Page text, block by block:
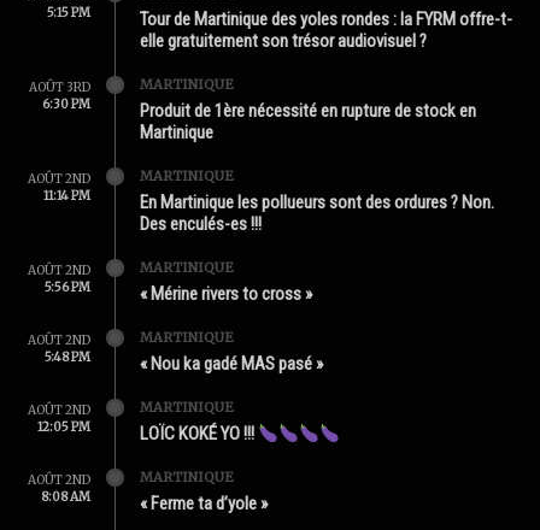
5:15 PM
Tour de Martinique des yoles rondes : la FYRM offre-t-
elle gratuitement son trésor audiovisuel ?
AOÛT 3RD
6:30 PM
MARTINIQUE
Produit de 1ère nécessité en rupture de stock en
Martinique
AOÛT 2ND
11:14 PM
MARTINIQUE
En Martinique les pollueurs sont des ordures ? Non.
Des enculés-es !!!
AOÛT 2ND
5:56 PM
MARTINIQUE
« Mérine rivers to cross »
AOÛT 2ND
5:48 PM
MARTINIQUE
« Nou ka gadé MAS pasé »
AOÛT 2ND
12:05 PM
MARTINIQUE
LOÏC KOKÉ YO !!!
AOÛT 2ND
8:08 AM
MARTINIQUE
« Ferme ta d’yole »